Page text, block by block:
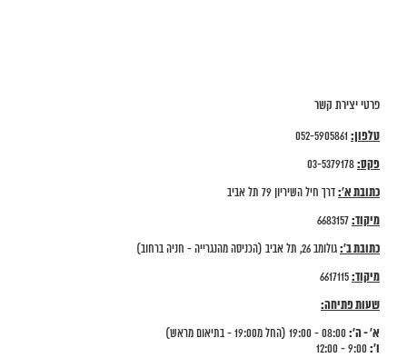
פרטי יצירת קשר
טלפון:
פקס:
כתובת א': דרך חיל השיריון 79 תל אביב
מיקוד:
כתובת ב': גולומב 26, תל אביב (הכניסה מהנגרייה - חניה ברחוב)
מיקוד:
שעות פתיחה:
א' - ה':
ו':